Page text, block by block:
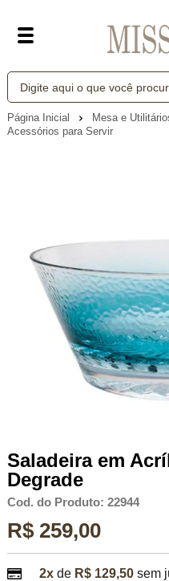
Página Inicial
Mesa e
Acessórios para Servir
Saladeira em
Degrade
Cod. do Produto: 22944
R$ 259,00
2xde R$ 129,50 sem